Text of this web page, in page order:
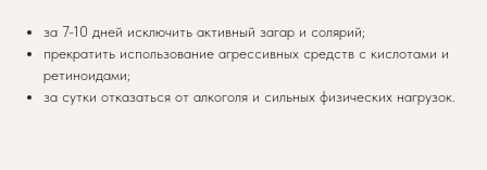
за 7-10 дней исключить активный загар и солярий;
прекратить использование агрессивных средств с кислотами и
ретиноидами;
за сутки отказаться от алкоголя и сильных физических нагрузок.